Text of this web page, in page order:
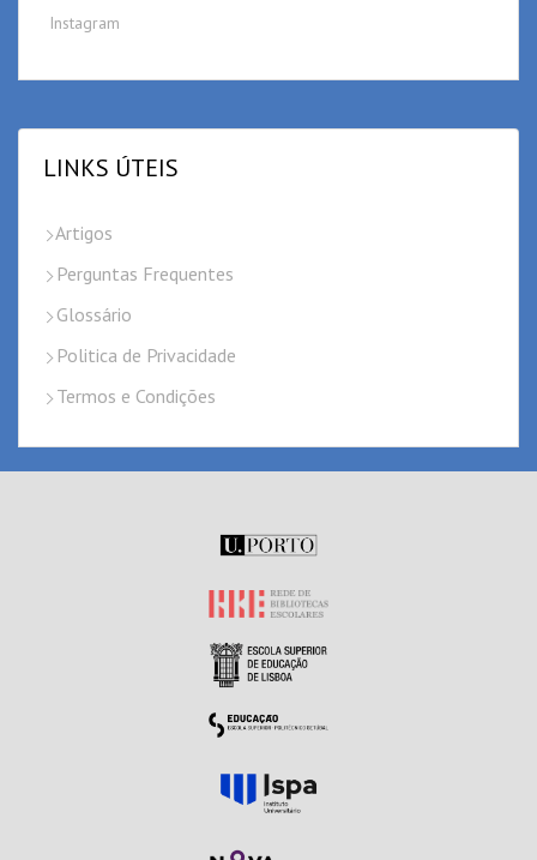
Instagram
LINKS ÚTEIS
Artigos
Perguntas Frequentes
Glossário
Politica de Privacidade
Termos e Condições